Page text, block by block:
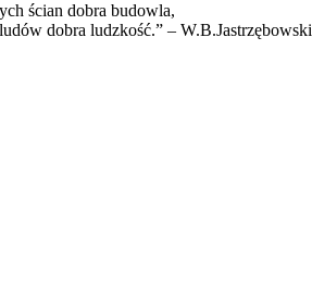
ścian dobra budowla,
dobra ludzkość.” – W.B.Jastrzębowski